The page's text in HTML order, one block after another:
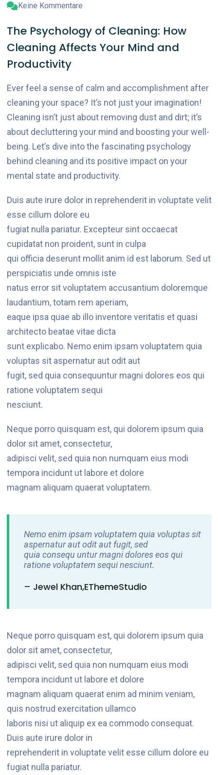
Keine Kommentare
The Psychology of Cleaning: How
Cleaning Affects Your Mind and
Productivity
Ever feel a sense of calm and accomplishment after
cleaning your space? It’s not just your imagination!
Cleaning isn’t just about removing dust and dirt; it’s
about decluttering your mind and boosting your well-
being. Let’s dive into the fascinating psychology
behind cleaning and its positive impact on your
mental state and productivity.
Duis aute irure dolor in reprehenderit in voluptate velit
esse cillum dolore eu
fugiat nulla pariatur. Excepteur sint occaecat
cupidatat non proident, sunt in culpa
qui officia deserunt mollit anim id est laborum. Sed ut
perspiciatis unde omnis iste
natus error sit voluptatem accusantium doloremque
laudantium, totam rem aperiam,
eaque ipsa quae ab illo inventore veritatis et quasi
architecto beatae vitae dicta
sunt explicabo. Nemo enim ipsam voluptatem quia
voluptas sit aspernatur aut odit aut
fugit, sed quia consequuntur magni dolores eos qui
ratione voluptatem sequi
nesciunt.
Neque porro quisquam est, qui dolorem ipsum quia
dolor sit amet, consectetur,
adipisci velit, sed quia non numquam eius modi
tempora incidunt ut labore et dolore
magnam aliquam quaerat voluptatem.
Nemo enim ipsam voluptatem quia voluptas sit
aspernatur aut odit aut fugit, sed
quia consequ untur magni dolores eos qui
ratione voluptatem sequi nesciunt.
– Jewel Khan,eThemeStudio
Neque porro quisquam est, qui dolorem ipsum quia
dolor sit amet, consectetur,
adipisci velit, sed quia non numquam eius modi
tempora incidunt ut labore et dolore
magnam aliquam quaerat enim ad minim veniam,
quis nostrud exercitation ullamco
laboris nisi ut aliquip ex ea commodo consequat.
Duis aute irure dolor in
reprehenderit in voluptate velit esse cillum dolore eu
fugiat nulla pariatur.